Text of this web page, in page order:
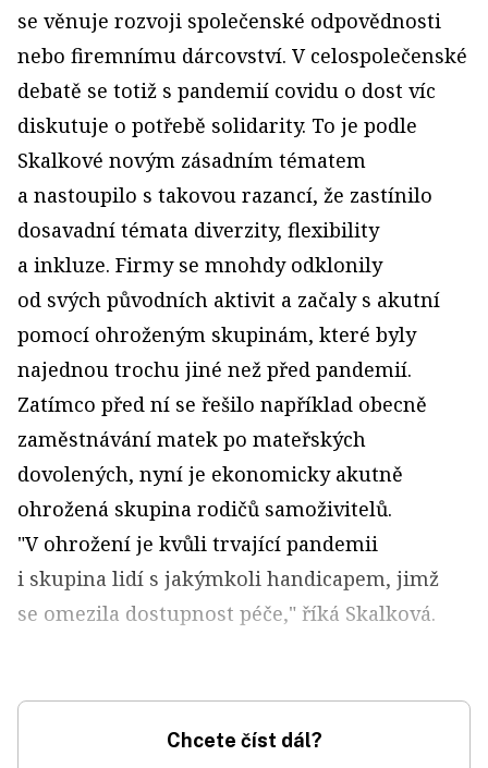
se věnuje rozvoji společenské odpovědnosti
nebo firemnímu dárcovství. V celospolečenské
debatě se totiž s pandemií covidu o dost víc
diskutuje o potřebě solidarity. To je podle
Skalkové novým zásadním tématem
a nastoupilo s takovou razancí, že zastínilo
dosavadní témata diverzity, flexibility
a inkluze. Firmy se mnohdy odklonily
od svých původních aktivit a začaly s akutní
pomocí ohroženým skupinám, které byly
najednou trochu jiné než před pandemií.
Zatímco před ní se řešilo například obecně
zaměstnávání matek po mateřských
dovolených, nyní je ekonomicky akutně
ohrožená skupina rodičů samoživitelů.
"V ohrožení je kvůli trvající pandemii
i skupina lidí s jakýmkoli handicapem, jimž
se omezila dostupnost péče," říká Skalková.
Chcete číst dál?